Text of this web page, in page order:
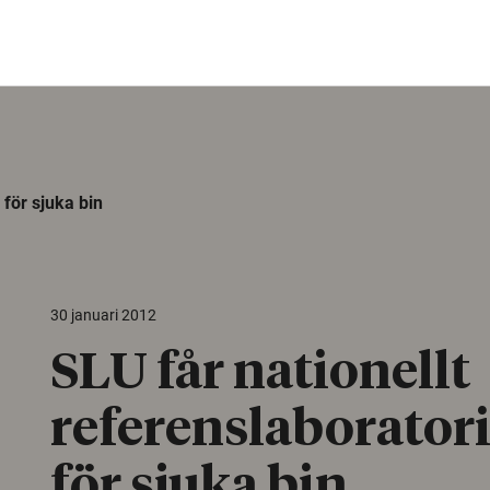
sjuka bin
30 januari 2012
SLU får nationellt